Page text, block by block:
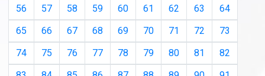
56
57 58 59 60 61 62 63
64
65
66 67 68 69 70 71 72
73
74
75 76 77 78 79 80 81
82